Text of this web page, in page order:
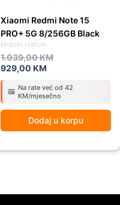
Mobilni telefoni
Xiaomi Redmi Note 15
PRO+ 5G 8/256GB Black
1.039,00KM
929,00 KM
Na rate već od 42
KM/mjesečno
Dodaj u korpu